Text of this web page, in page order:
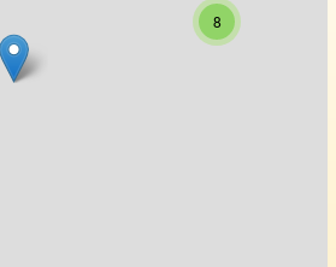
8